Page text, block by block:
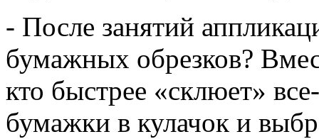
- После занятий
бумажных обрезков?
кто быстрее «склюет»
бумажки в кулачок и